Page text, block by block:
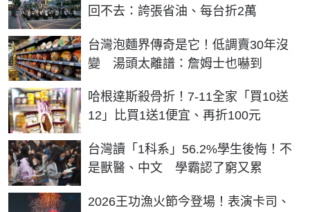
回不去：誇張省油、每台折2萬
台灣泡麵界傳奇是它！低調賣30年沒
變 湯頭太離譜：詹姆士也嚇到
哈根達斯殺骨折！7-11全家「買10送
12」比買1送1便宜、再折100元
台灣讀「1科系」56.2%學生後悔！不
是獸醫、中文 學霸認了窮又累
2026王功漁火節今登場！表演卡司、